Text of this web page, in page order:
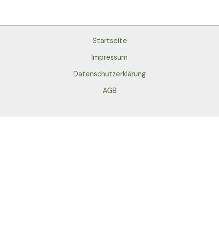
Startseite
Impressum
Datenschutzerklärung
AGB